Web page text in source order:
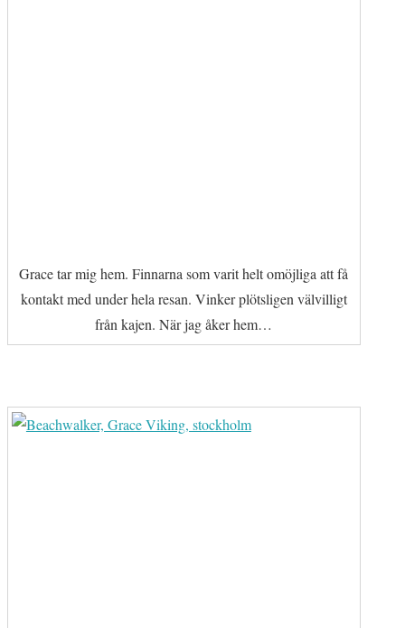
Grace tar mig hem. Finnarna som varit helt omöjliga att få
kontakt med under hela resan. Vinker plötsligen välvilligt
från kajen. När jag åker hem…